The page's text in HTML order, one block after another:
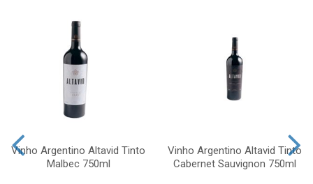
Vinho Argentino Altavid Tinto
Malbec 750ml
Vinho Argentino Altavid Tinto
Cabernet Sauvignon 750ml